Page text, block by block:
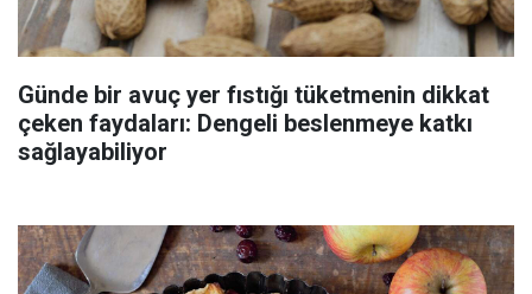
Günde bir avuç yer fıstığı tüketmenin dikkat
çeken faydaları: Dengeli beslenmeye katkı
sağlayabiliyor